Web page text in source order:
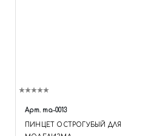
Арт. ma-0013
ПИНЦЕТ ОСТРОГУБЫЙ ДЛЯ